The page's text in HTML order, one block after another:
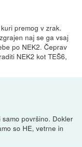
premog v zrak.
naj se ga vsaj
po NEK2. Čeprav
NEK2 kot TEŠ6,
površino. Dokler
so HE, vetrne in